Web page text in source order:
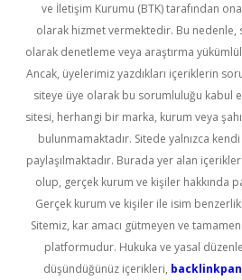
ve İletişim Kurumu (BTK) tarafından
olarak hizmet vermektedir. Bu
olarak denetleme veya araştırma
Ancak, üyelerimiz yazdıkları içeriklerin
siteye üye olarak bu sorumluluğu kabul
sitesi, herhangi bir marka, kurum veya
bulunmamaktadır. Sitede yalnızca kendi
paylaşılmaktadır. Burada yer alan
olup, gerçek kurum ve kişiler hakkında
Gerçek kurum ve kişiler ile isim
Sitemiz, kar amacı gütmeyen ve
platformudur. Hukuka ve yasal
düşündüğünüz içerikleri,